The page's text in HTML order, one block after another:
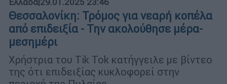
Θεσσαλονίκη: Τρόμος για νεαρή κοπέλα
από επιδειξία - Την ακολούθησε μέρα-
μεσημέρι
Χρήστρια του Tik Tok κατήγγειλε με βίντεο
της ότι επιδειξίας κυκλοφορεί στην